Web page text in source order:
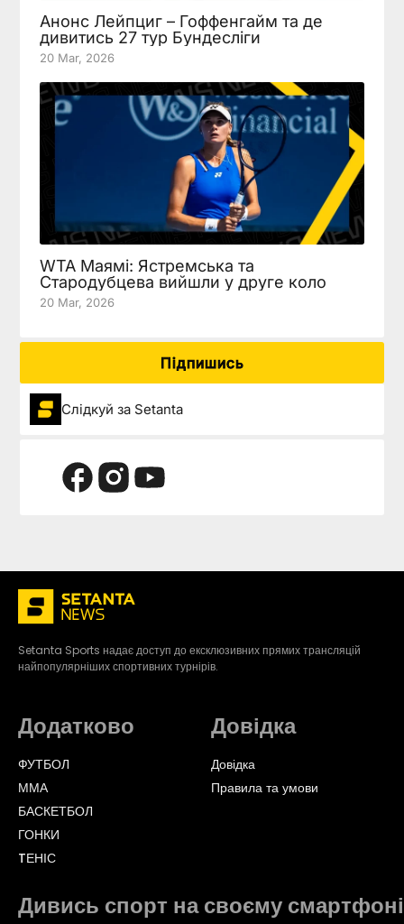
Анонс Лейпциг – Гоффенгайм та де
дивитись 27 тур Бундесліги
20 Mar, 2026
WTA Маямі: Ястремська та
Стародубцева вийшли у друге коло
20 Mar, 2026
Підпишись
Слідкуй за Setanta
Setanta Sports надає доступ до ексклюзивних прямих трансляцій
найпопулярніших спортивних турнірів.
Додатково
ФУТБОЛ
ММА
БАСКЕТБОЛ
ГОНКИ
TЕНІС
Довідка
Довідка
Правила та умови
Дивись спорт на своєму смартфоні